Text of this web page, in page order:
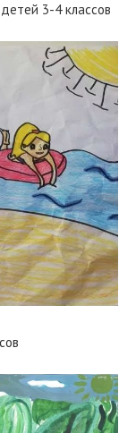
3-4 классов